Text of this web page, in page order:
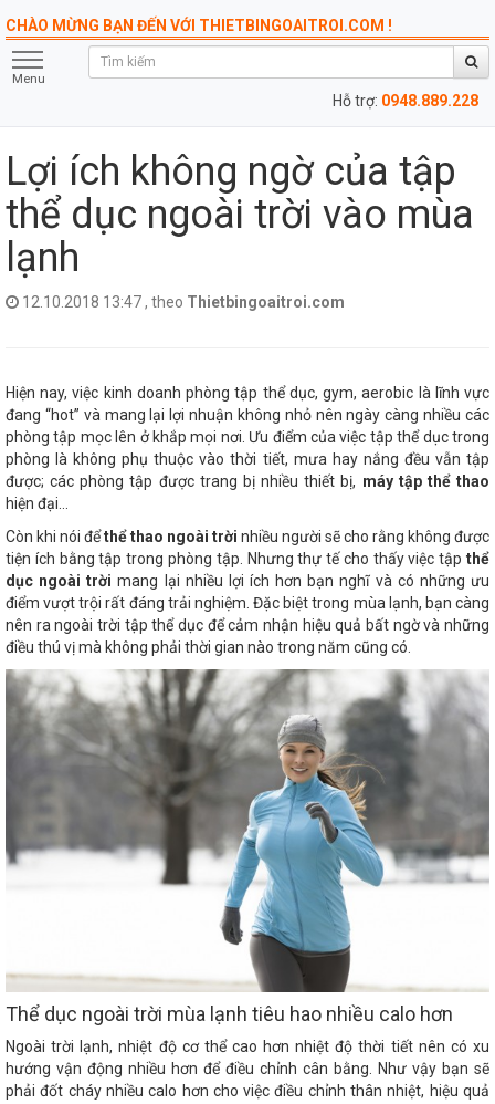
CHÀO MỪNG BẠN ĐẾN VỚI THIETBINGOAITROI.COM !
Menu
Hỗ trợ: 0948.889.228
Lợi ích không ngờ của tập
thể dục ngoài trời vào mùa
lạnh
12.10.2018 13:47 , theo Thietbingoaitroi.com
Hiện nay, việc kinh doanh phòng tập thể dục, gym, aerobic là lĩnh vực
đang “hot” và mang lại lợi nhuận không nhỏ nên ngày càng nhiều các
phòng tập mọc lên ở khắp mọi nơi. Ưu điểm của việc tập thể dục trong
phòng là không phụ thuộc vào thời tiết, mưa hay nắng đều vẫn tập
được; các phòng tập được trang bị nhiều thiết bị, máy tập thể thao
hiện đại…
Còn khi nói đểthể thao ngoài trời nhiều người sẽ cho rằng không được
tiện ích bằng tập trong phòng tập. Nhưng thự tế cho thấy việc tập thể
dục ngoài trờimang lại nhiều lợi ích hơn bạn nghĩ và có những ưu
điểm vượt trội rất đáng trải nghiệm. Đặc biệt trong mùa lạnh, bạn càng
nên ra ngoài trời tập thể dục để cảm nhận hiệu quả bất ngờ và những
điều thú vị mà không phải thời gian nào trong năm cũng có.
Thể dục ngoài trời mùa lạnh tiêu hao nhiều calo hơn
Ngoài trời lạnh, nhiệt độ cơ thể cao hơn nhiệt độ thời tiết nên có xu
hướng vận động nhiều hơn để điều chỉnh cân bằng. Như vậy bạn sẽ
phải đốt cháy nhiều calo hơn cho việc điều chỉnh thân nhiệt, hiệu quả